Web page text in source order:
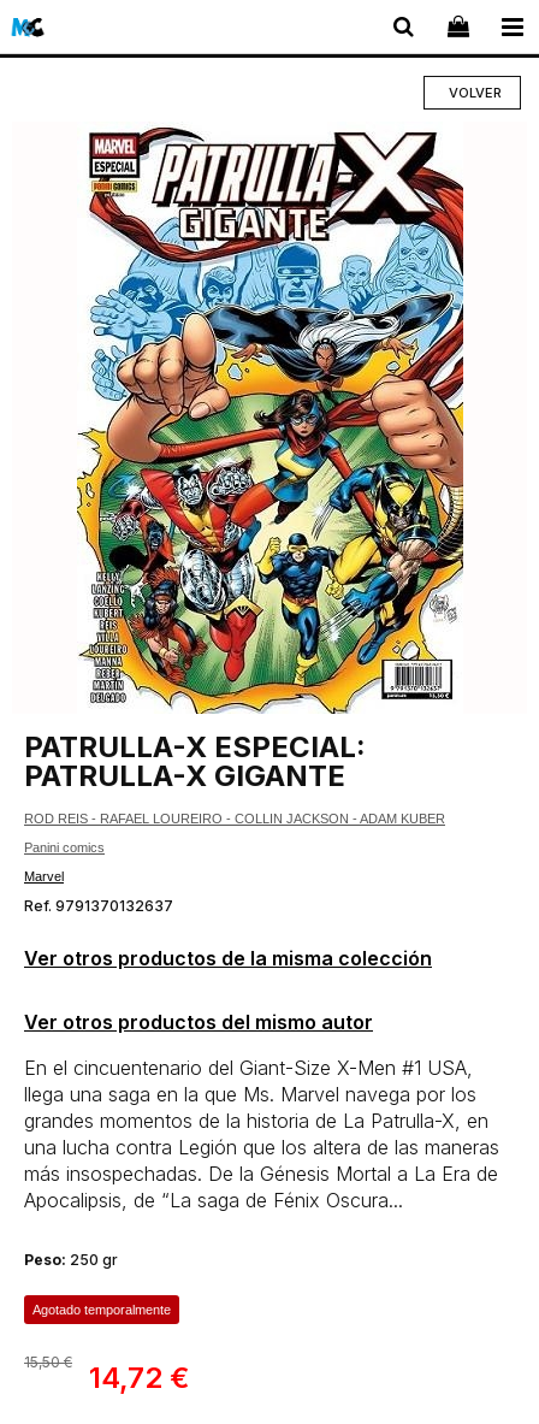
VOLVER
PATRULLA-X ESPECIAL:
PATRULLA-X GIGANTE
ROD REIS - RAFAEL LOUREIRO - COLLIN JACKSON - ADAM KUBER
Panini comics
Marvel
Ref. 9791370132637
Ver otros productos de la misma colección
Ver otros productos del mismo autor
En el cincuentenario del Giant-Size X-Men #1 USA,
llega una saga en la que Ms. Marvel navega por los
grandes momentos de la historia de La Patrulla-X, en
una lucha contra Legión que los altera de las maneras
más insospechadas. De la Génesis Mortal a La Era de
Apocalipsis, de “La saga de Fénix Oscura...
Peso: 250 gr
Agotado temporalmente
15,50 € 14,72 €